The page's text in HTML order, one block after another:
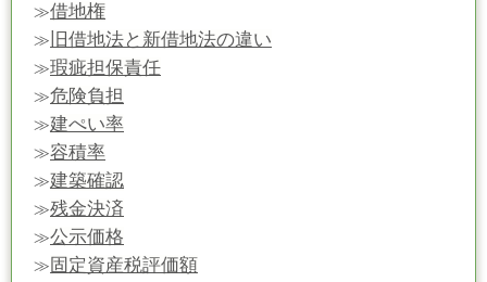
≫借地権
≫ 旧借地法と新借地法の違い
≫瑕疵担保責任
≫危険負担
≫建ぺい率
≫容積率
≫建築確認
≫残金決済
≫公示価格
≫固定資産税評価額